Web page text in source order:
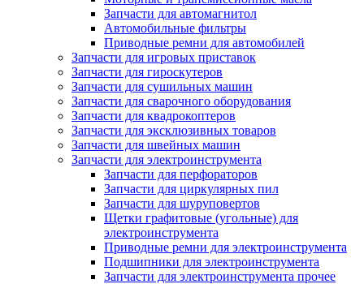
Запчасти для автомагнитол
Автомобильные фильтры
Приводные ремни для автомобилей
Запчасти для игровых приставок
Запчасти для гироскутеров
Запчасти для сушильных машин
Запчасти для сварочного оборудования
Запчасти для квадрокоптеров
Запчасти для эксклюзивных товаров
Запчасти для швейных машин
Запчасти для электроинструмента
Запчасти для перфораторов
Запчасти для циркулярных пил
Запчасти для шуруповертов
Щетки графитовые (угольные) для
электроинструмента
Приводные ремни для электроинструмента
Подшипники для электроинструмента
Запчасти для электроинструмента прочее